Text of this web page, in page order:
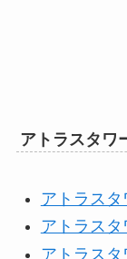
アトラスタワ
アトラス
アトラス
アトラス